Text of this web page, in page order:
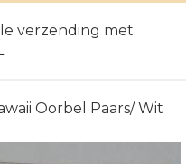
verzending met
Oorbel Paars/ Wit